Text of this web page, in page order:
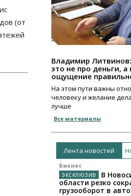
(от
Владимир
это не про деньги, а
ощущение
На этом пути важны
человеку и желание
лучше
Все материалы
Лента новостей
Бизнес
В
области резко
грузооборот в